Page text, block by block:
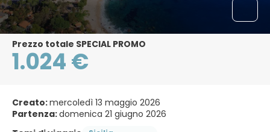
Prezzo totale SPECIAL PROMO
1.024 €
Creato:mercoledì 13 maggio 2026
Partenza:domenica 21 giugno 2026